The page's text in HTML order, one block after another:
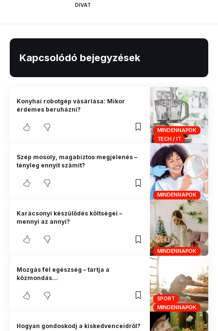
DIVAT
Kapcsolódó bejegyzések
MINDENNAPOK
TECH / IT
Konyhai robotgép vásárlása: Mikor
érdemes beruházni?
MINDENNAPOK
Szép mosoly, magabiztos megjelenés –
tényleg ennyit számít?
MINDENNAPOK
Karácsonyi készülődés költségei –
mennyi az annyi?
SPORT
MINDENNAPOK
Mozgás fél egészség – tartja a
közmondás…
Hogyan gondoskodj a kiskedvenceidről?